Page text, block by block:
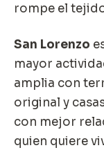
rompe el
San Lorenzo
mayor
amplia con
original y
con mejor
quien quiere